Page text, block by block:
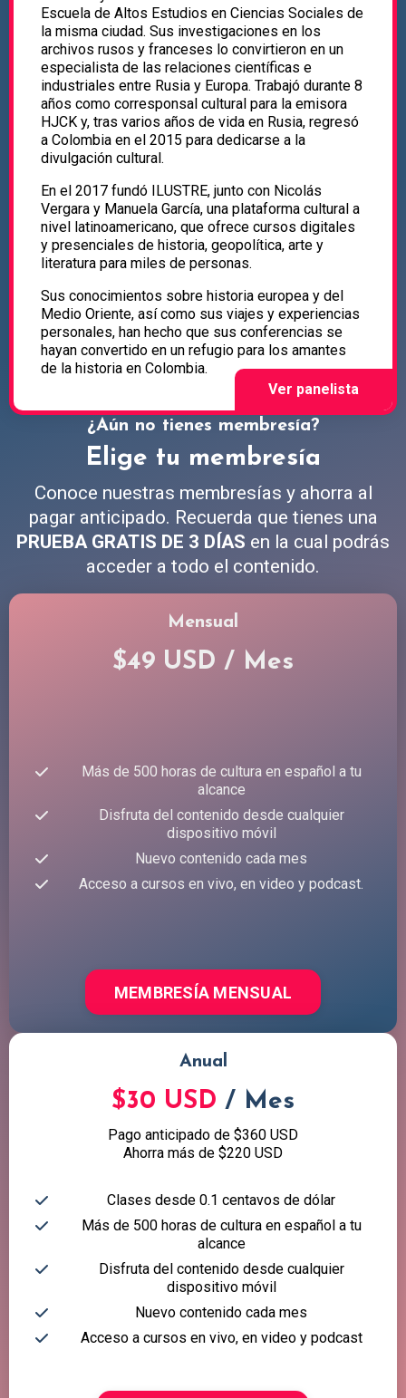
Escuela de Altos Estudios en Ciencias Sociales de
la misma ciudad. Sus investigaciones en los
archivos rusos y franceses lo convirtieron en un
especialista de las relaciones científicas e
industriales entre Rusia y Europa. Trabajó durante 8
años como corresponsal cultural para la emisora
HJCK y, tras varios años de vida en Rusia, regresó
a Colombia en el 2015 para dedicarse a la
divulgación cultural.
En el 2017 fundó ILUSTRE, junto con Nicolás
Vergara y Manuela García, una plataforma cultural a
nivel latinoamericano, que ofrece cursos digitales
y presenciales de historia, geopolítica, arte y
literatura para miles de personas.
Sus conocimientos sobre historia europea y del
Medio Oriente, así como sus viajes y experiencias
personales, han hecho que sus conferencias se
hayan convertido en un refugio para los amantes
de la historia en Colombia.
¿Aún no tienes membresía?
Elige tu membresía
Conoce nuestras membresías y ahorra al
pagar anticipado. Recuerda que tienes una
PRUEBA GRATIS DE 3 DÍAS en la cual podrás
acceder a todo el contenido.
Mensual
$49 USD / Mes
Más de 500 horas de cultura en español a tu
alcance
Disfruta del contenido desde cualquier
dispositivo móvil
Nuevo contenido cada mes
Acceso a cursos en vivo, en video y podcast.
MEMBRESÍA MENSUAL
Anual
$30 USD / Mes
Pago anticipado de $360 USD
Ahorra más de $220 USD
Clases desde 0.1 centavos de dólar
Más de 500 horas de cultura en español a tu
alcance
Disfruta del contenido desde cualquier
dispositivo móvil
Nuevo contenido cada mes
Acceso a cursos en vivo, en video y podcast